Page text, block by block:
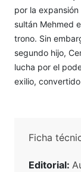
por la
sultán Mehmed
trono. Sin
segundo hijo,
lucha por el
exilio,
Ficha
Editorial: